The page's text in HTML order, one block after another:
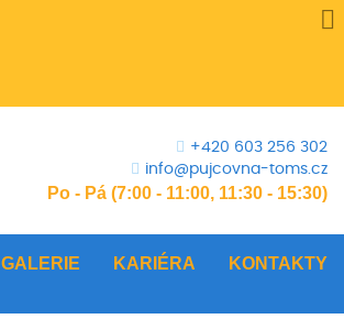
+420 603 256 302
info@pujcovna-toms.cz
Po - Pá (7:00 - 11:00, 11:30 - 15:30)
GALERIE KARIÉRA KONTAKTY